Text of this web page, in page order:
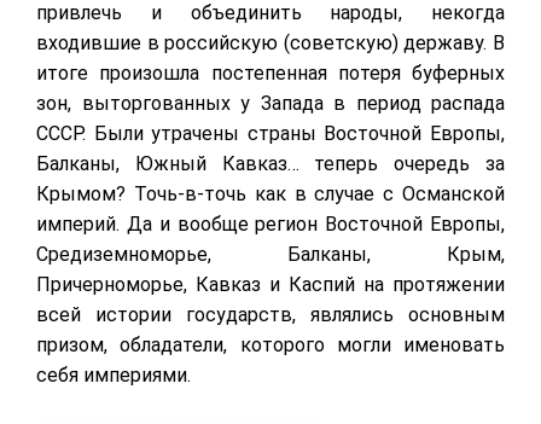
привлечь и объединить народы, некогда
входившие в российскую (советскую) державу. В
итоге произошла постепенная потеря буферных
зон, выторгованных у Запада в период распада
СССР. Были утрачены страны Восточной Европы,
Балканы, Южный Кавказ… теперь очередь за
Крымом? Точь-в-точь как в случае с Османской
империй. Да и вообще регион Восточной Европы,
Средиземноморье, Балканы, Крым,
Причерноморье, Кавказ и Каспий на протяжении
всей истории государств, являлись основным
призом, обладатели, которого могли именовать
себя империями.